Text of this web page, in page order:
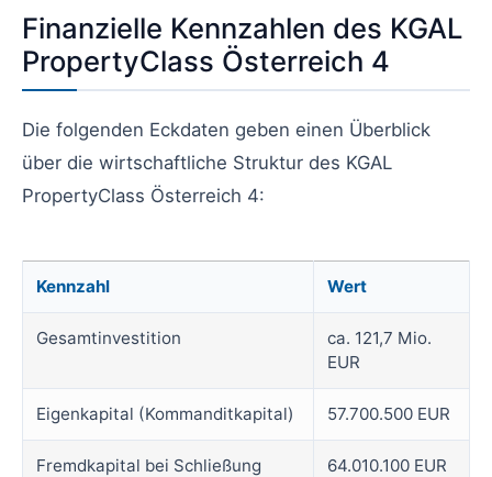
Finanzielle Kennzahlen des KGAL
PropertyClass Österreich 4
Die folgenden Eckdaten geben einen Überblick
über die wirtschaftliche Struktur des KGAL
PropertyClass Österreich 4:
Kennzahl Wert
Gesamtinvestition
ca. 121,7 Mio.
EUR
Eigenkapital (Kommanditkapital) 57.700.500 EUR
Fremdkapital bei Schließung 64.010.100 EUR